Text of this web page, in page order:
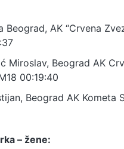
Beograd, AK “Crvena
Miroslav, Beograd AK
00:19:40
Beograd AK Kometa
– žene: